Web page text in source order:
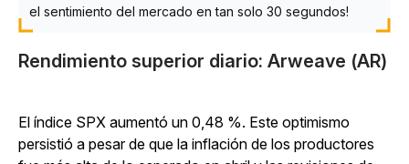
el sentimiento del mercado en tan solo 30 segundos!
Rendimiento superior diario: Arweave (AR)
El índice SPX aumentó un 0,48 %. Este optimismo
persistió a pesar de que la inflación de los productores